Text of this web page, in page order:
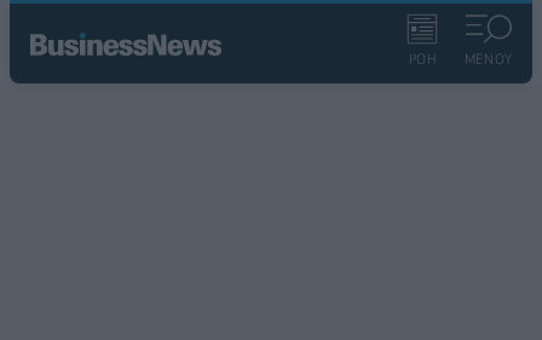
ΡΟΗ ΜΕΝΟΥ